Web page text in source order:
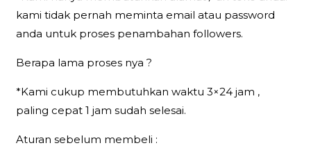
kami tidak pernah meminta email atau password
anda untuk proses penambahan followers.
Berapa lama proses nya ?
*Kami cukup membutuhkan waktu 3×24 jam ,
paling cepat 1 jam sudah selesai.
Aturan sebelum membeli :